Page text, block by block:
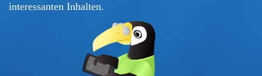
interessanten Inhalten.